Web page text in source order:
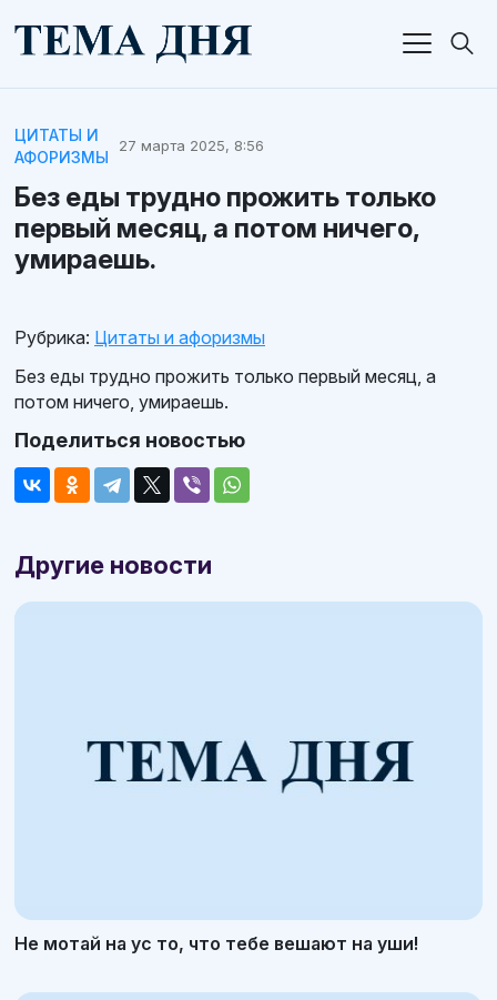
ЦИТАТЫ И
АФОРИЗМЫ
27 марта 2025, 8:56
Без еды трудно прожить только
первый месяц, а потом ничего,
умираешь.
Рубрика: Цитаты и афоризмы
Без еды трудно прожить только первый месяц, а
потом ничего, умираешь.
Поделиться новостью
Другие новости
Не мотай на ус то, что тебе вешают на уши!